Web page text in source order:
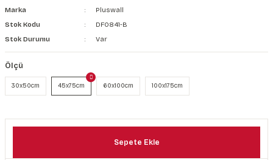
Marka
Pluswall
Stok Kodu
DF0841-B
Stok Durumu
Var
Ölçü
30x50cm 45x75cm 60x100cm 100x175cm
Sepete Ekle